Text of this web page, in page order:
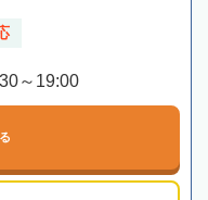
～19:00